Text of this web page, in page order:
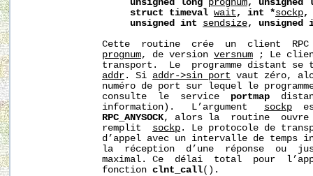
unsigned
long prognum, unsigned
struct
timeval wait , int *sockp,
unsigned
int sendsize, unsigned
Cette  routine  crée  un  client
prognum, de version versnum ; Le
transport.  Le  programme distant se
addr . Si addr->sin_port vaut zéro,
numéro de port sur lequel le
              consulte  le  service
portmap
              information).   L’argument
sockp
RPC_ANYSOCK, alors la  routine  ouvre
              remplit
sockp . Le protocole de
d’appel avec un intervalle de temps
la  réception  d’une  réponse  ou
maximal. Ce  délai  total  pour
              fonction
clnt_call().